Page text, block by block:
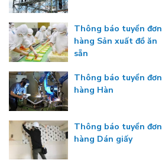
Thông báo tuyển đơn
hàng Sản xuất đồ ăn
sẵn
Thông báo tuyển đơn
hàng Hàn
Thông báo tuyển đơn
hàng Dán giấy